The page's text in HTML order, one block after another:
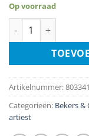
Op voorraad
Queen - Hot Space
Artikelnummer:
Categorieën: Bekers &
artiest